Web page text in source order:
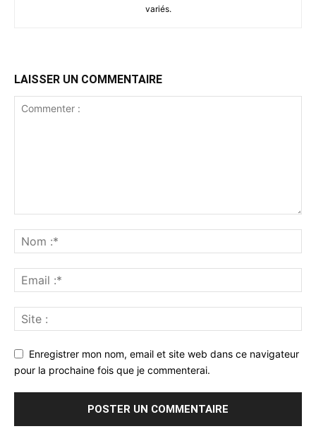
variés.
LAISSER UN COMMENTAIRE
Enregistrer mon nom, email et site web dans ce navigateur
pour la prochaine fois que je commenterai.